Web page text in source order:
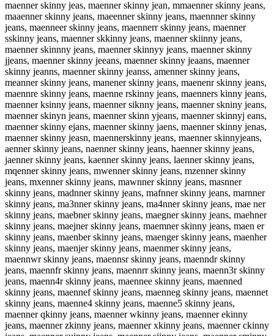
maenner skinny jeas, maenner skinny jean, mmaenner skinny jeans,
maaenner skinny jeans, maeenner skinny jeans, maennner skinny
jeans, maenneer skinny jeans, maennerr skinny jeans, maenner
sskinny jeans, maenner skkinny jeans, maenner skiinny jeans,
maenner skinnny jeans, maenner skinnyy jeans, maenner skinny
jjeans, maenner skinny jeeans, maenner skinny jeaans, maenner
skinny jeanns, maenner skinny jeanss, amenner skinny jeans,
meanner skinny jeans, manener skinny jeans, maenenr skinny jeans,
maennre skinny jeans, maenne rskinny jeans, maenners kinny jeans,
maenner ksinny jeans, maenner siknny jeans, maenner skniny jeans,
maenner skinyn jeans, maenner skinn yjeans, maenner skinnyj eans,
maenner skinny ejans, maenner skinny jaens, maenner skinny jenas,
maenner skinny jeasn, maennerskinny jeans, maenner skinnyjeans,
aenner skinny jeans, naenner skinny jeans, haenner skinny jeans,
jaenner skinny jeans, kaenner skinny jeans, laenner skinny jeans,
mqenner skinny jeans, mwenner skinny jeans, mzenner skinny
jeans, mxenner skinny jeans, mawnner skinny jeans, masnner
skinny jeans, madnner skinny jeans, mafnner skinny jeans, marnner
skinny jeans, ma3nner skinny jeans, ma4nner skinny jeans, mae ner
skinny jeans, maebner skinny jeans, maegner skinny jeans, maehner
skinny jeans, maejner skinny jeans, maemner skinny jeans, maen er
skinny jeans, maenber skinny jeans, maenger skinny jeans, maenher
skinny jeans, maenjer skinny jeans, maenmer skinny jeans,
maennwr skinny jeans, maennsr skinny jeans, maenndr skinny
jeans, maennfr skinny jeans, maennrr skinny jeans, maenn3r skinny
jeans, maenn4r skinny jeans, maennee skinny jeans, maenned
skinny jeans, maennef skinny jeans, maenneg skinny jeans, maennet
skinny jeans, maenne4 skinny jeans, maenne5 skinny jeans,
maenner qkinny jeans, maenner wkinny jeans, maenner ekinny
jeans, maenner zkinny jeans, maenner xkinny jeans, maenner ckinny